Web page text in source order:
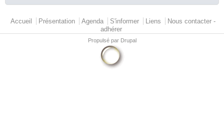
Menu principal
Accueil Présentation Agenda S'informer Liens
Nous contacter -
adhérer
Propulsé par Drupal